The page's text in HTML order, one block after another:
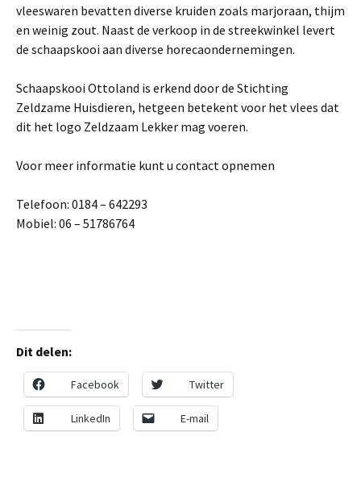
vleeswaren bevatten diverse kruiden zoals marjoraan, thijm
en weinig zout. Naast de verkoop in de streekwinkel levert
de schaapskooi aan diverse horecaondernemingen.
Schaapskooi Ottoland is erkend door de Stichting
Zeldzame Huisdieren, hetgeen betekent voor het vlees dat
dit het logo Zeldzaam Lekker mag voeren.
Voor meer informatie kunt u contact opnemen
Telefoon: 0184 – 642293
Mobiel: 06 – 51786764
Dit delen:
Facebook Twitter
LinkedIn E-mail